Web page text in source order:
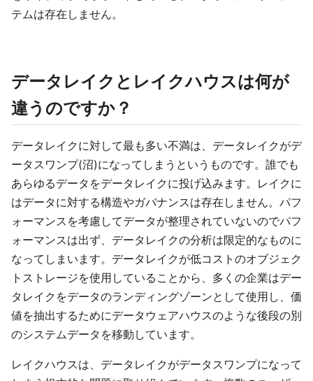
テムは存在しません。
データレイクとレイクハウスは何が
違うのですか？
データレイクに対して最も多い不満は、データレイクがデ
ータスワンプ(沼)になってしまうというものです。誰でも
あらゆるデータをデータレイクに投げ込みます。レイクに
はデータに対する構造やガバナンスは存在しません。パフ
ォーマンスを考慮してデータが整理されていないのでパフ
ォーマンスは出ず、データレイクの分析は限定的なものに
なってしまいます。データレイクが低コストのオブジェク
トストレージを使用していることから、多くの企業はデー
タレイクをデータのランディングゾーンとして使用し、価
値を抽出するためにデータウェアハウスのような後段の別
のシステムデータを移動しています。
レイクハウスは、データレイクがデータスワンプになって